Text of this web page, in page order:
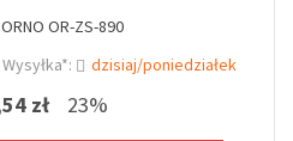
OR-ZS-890
Wysyłka*: dzisiaj/poniedziałek
zł 23%